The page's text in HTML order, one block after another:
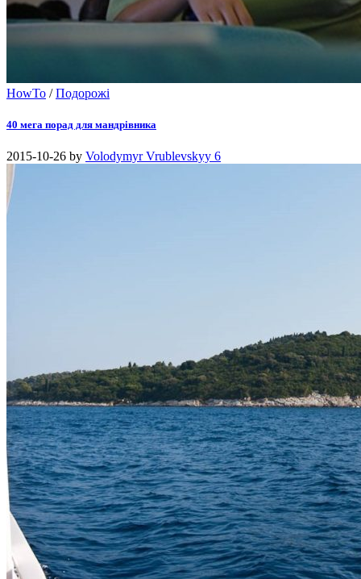
HowTo /Подорожі
40 мега порад для мандрівника
2015-10-26 by Volodymyr Vrublevskyy 6